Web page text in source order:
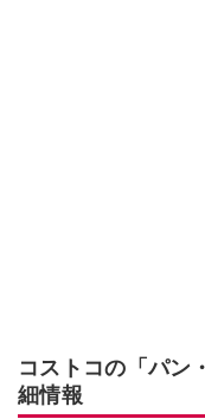
コストコの「パン
細情報